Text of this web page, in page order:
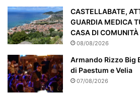
o
l
a
r
e
n
t
e
CASTELLABATE,
GUARDIA MEDICA
CASA DI COMUNITÀ
08/08/2026
Armando Rizzo Big
di Paestum e Velia
07/08/2026